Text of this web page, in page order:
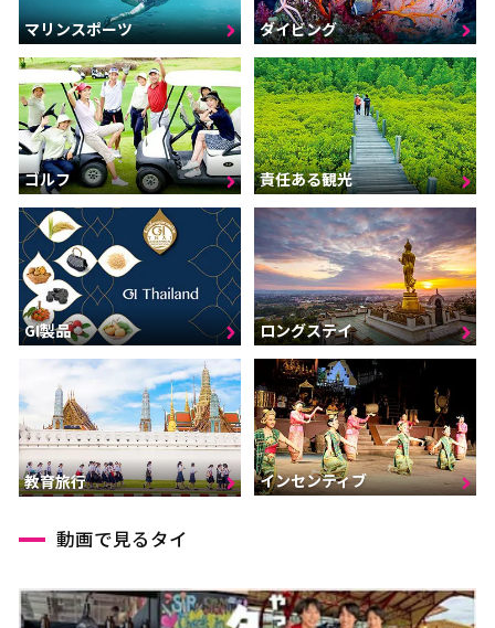
マリンスポーツ ダイビング
ゴルフ 責任ある観光
GI製品 ロングステイ
教育旅行 インセンティブ
動画で見るタイ